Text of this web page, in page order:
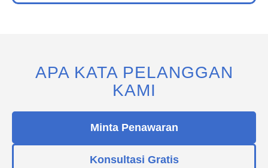
APA KATA PELANGGAN
KAMI
Minta Penawaran
Konsultasi Gratis